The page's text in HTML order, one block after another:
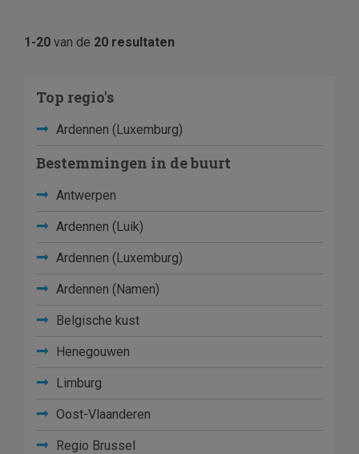
1-20 van de 20 resultaten
Top regio's
Ardennen (Luxemburg)
Bestemmingen in de buurt
Antwerpen
Ardennen (Luik)
Ardennen (Luxemburg)
Ardennen (Namen)
Belgische kust
Henegouwen
Limburg
Oost-Vlaanderen
Regio Brussel